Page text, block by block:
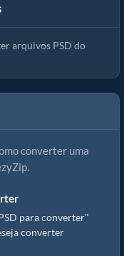
arquivos PSD do
converter uma
para converter"
converter